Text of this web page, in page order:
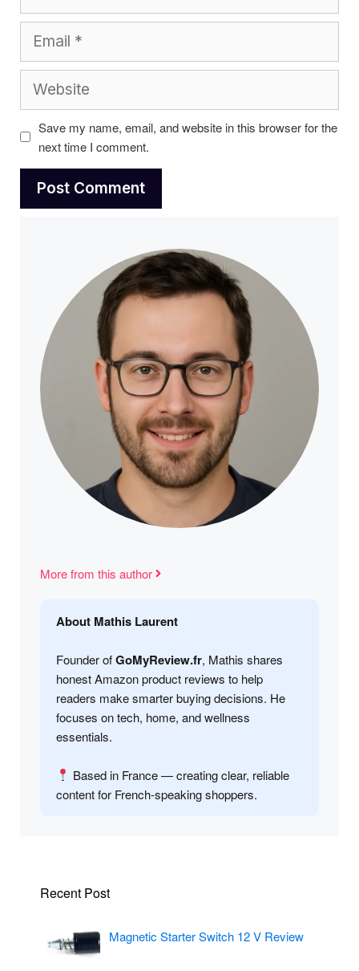
Save my name, email, and website in this browser for the
next time I comment.
More from this author
About Mathis Laurent
Founder ofGoMyReview.fr, Mathis shares
honest Amazon product reviews to help
readers make smarter buying decisions. He
focuses on tech, home, and wellness
essentials.
Based in France — creating clear, reliable
content for French-speaking shoppers.
Recent Post
Magnetic Starter Switch 12 V Review